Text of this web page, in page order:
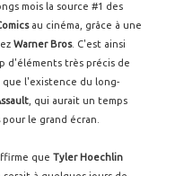
mois la source #1 des
au cinéma, grâce à une
Warner Bros. C'est ainsi
d'éléments très précis de
que l'existence du long-
, qui aurait un temps
pour le grand écran.
que Tyler Hoechlin